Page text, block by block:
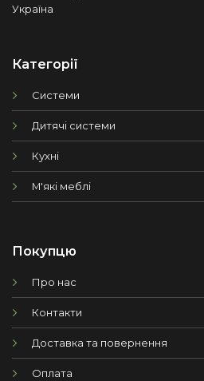
Україна
Категорії
Системи
Дитячі системи
Кухні
М'які меблі
Покупцю
Про нас
Контакти
Доставка та повернення
Оплата